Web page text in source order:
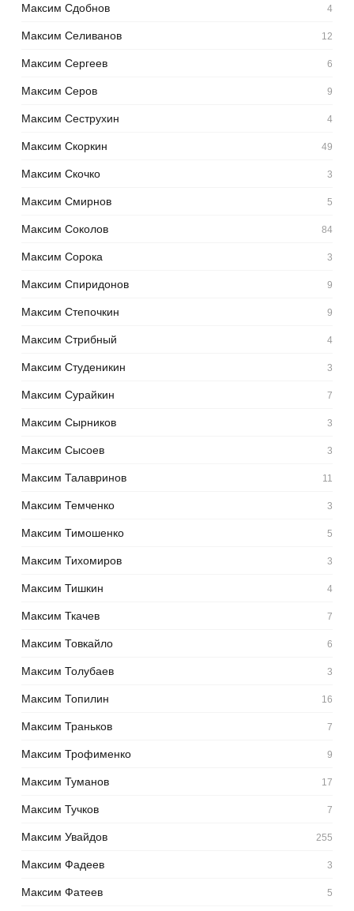
Максим Сдобнов 4
Максим Селиванов 12
Максим Сергеев 6
Максим Серов 9
Максим Сеструхин 4
Максим Скоркин 49
Максим Скочко 3
Максим Смирнов 5
Максим Соколов 84
Максим Сорока 3
Максим Спиридонов 9
Максим Степочкин 9
Максим Стрибный 4
Максим Студеникин 3
Максим Сурайкин 7
Максим Сырников 3
Максим Сысоев 3
Максим Талавринов 11
Максим Темченко 3
Максим Тимошенко 5
Максим Тихомиров 3
Максим Тишкин 4
Максим Ткачев 7
Максим Товкайло 6
Максим Толубаев 3
Максим Топилин 16
Максим Траньков 7
Максим Трофименко 9
Максим Туманов 17
Максим Тучков 7
Максим Увайдов 255
Максим Фадеев 3
Максим Фатеев 5